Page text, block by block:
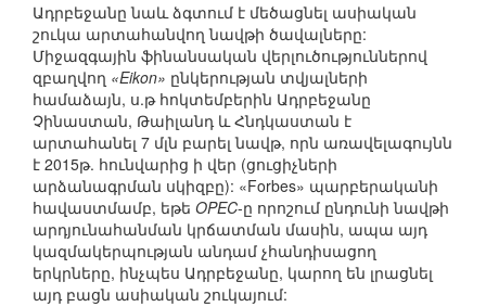
Ադրբեջանը նաև ձգտում է մեծացնել ասիական
շուկա արտահանվող նավթի ծավալները:
Միջազգային ֆինանսական վերլուծություններով
զբաղվող «Eikon» ընկերության տվյալների
համաձայն, ս.թ հոկտեմբերին Ադրբեջանը
Չինաստան, Թաիլանդ և Հնդկաստան է
արտահանել 7 մլն բարել նավթ, որն առավելագույնն
է 2015թ. հունվարից ի վեր (ցուցիչների
արձանագրման սկիզբը): «Forbes» պարբերականի
հավաստմամբ, եթե OPEC-ը որոշում ընդունի նավթի
արդյունահանման կրճատման մասին, ապա այդ
կազմակերպության անդամ չհանդիսացող
երկրները, ինչպես Ադրբեջանը, կարող են լրացնել
այդ բացն ասիական շուկայում: